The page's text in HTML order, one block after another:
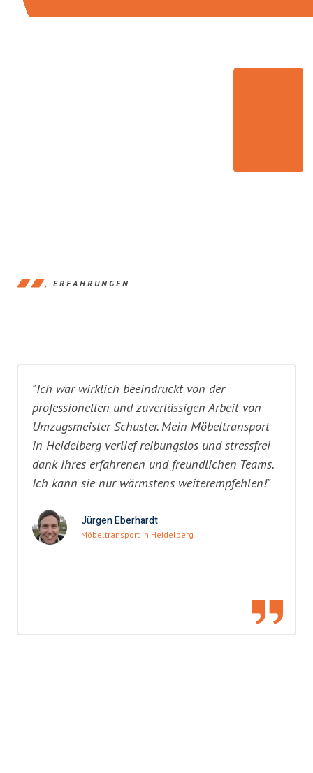
ERFAHRUNGEN
"Ich war wirklich beeindruckt von der
professionellen und zuverlässigen Arbeit von
Umzugsmeister Schuster. Mein Möbeltransport
in Heidelberg verlief reibungslos und stressfrei
dank ihres erfahrenen und freundlichen Teams.
Ich kann sie nur wärmstens weiterempfehlen!"
Jürgen Eberhardt
Möbeltransport in Heidelberg